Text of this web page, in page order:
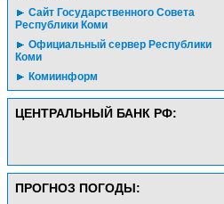
Сайт Государственного Совета
Республики Коми
Официальный сервер Республики
Коми
Комиинформ
ЦЕНТРАЛЬНЫЙ БАНК РФ:
ПРОГНОЗ ПОГОДЫ: